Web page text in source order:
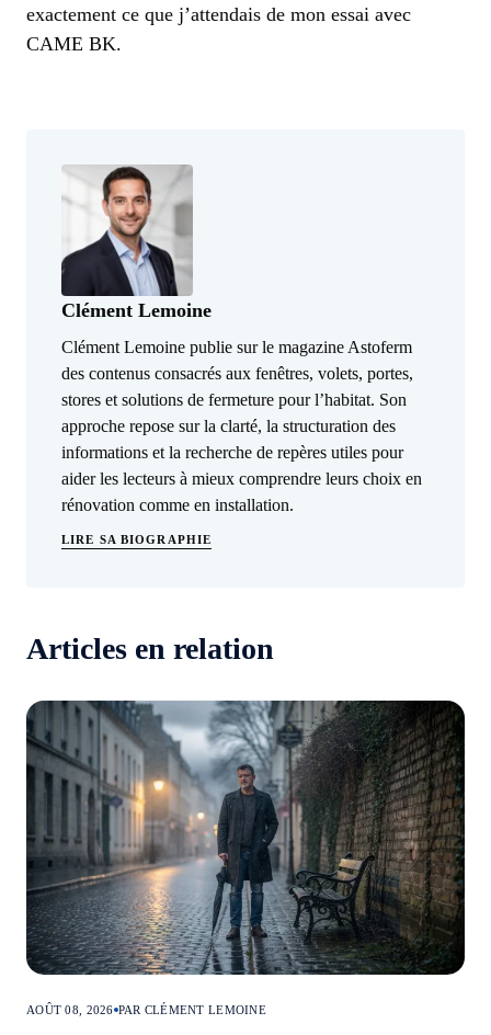
exactement ce que j’attendais de mon essai avec
CAME BK.
Clément Lemoine
Clément Lemoine publie sur le magazine Astoferm
des contenus consacrés aux fenêtres, volets, portes,
stores et solutions de fermeture pour l’habitat. Son
approche repose sur la clarté, la structuration des
informations et la recherche de repères utiles pour
aider les lecteurs à mieux comprendre leurs choix en
rénovation comme en installation.
LIRE SA BIOGRAPHIE
Articles en relation
AOÛT 08, 2026 PAR CLÉMENT LEMOINE